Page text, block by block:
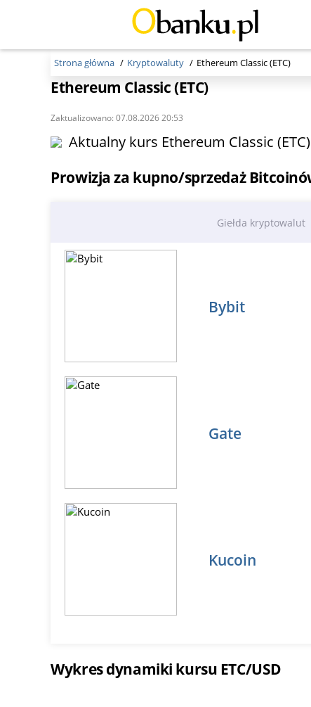
Strona główna Kryptowaluty Ethereum Classic (ETC)
Ethereum Classic (ETC)
Zaktualizowano: 07.08.2026 20:53
Aktualny kurs Ethereum Classic
Prowizja za kupno/sprzedaż
Giełda kryptowalut
Bybit
Gate
Kucoin
Wykres dynamiki kursu ETC/USD